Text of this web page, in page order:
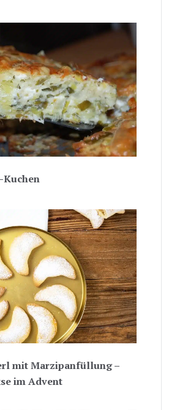
Kuchen
mit Marzipanfüllung –
im Advent